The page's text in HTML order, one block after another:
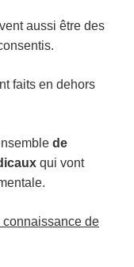
aussi être des
faits en dehors
de
qui vont
de